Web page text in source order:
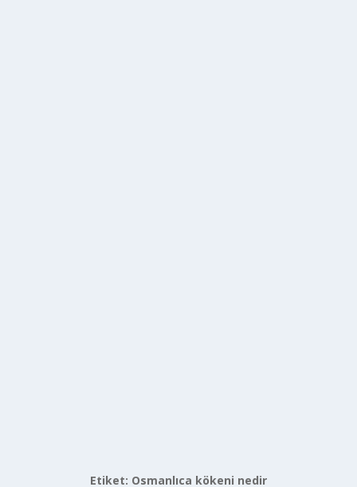
Etiket: Osmanlıca kökeni nedir